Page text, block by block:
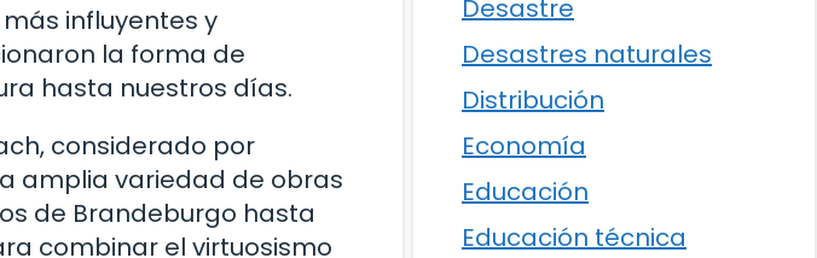
influyentes y
la forma de
hasta nuestros días.
considerado por
amplia variedad de obras
de Brandeburgo hasta
combinar el virtuosismo
Desastre
Desastres naturales
Distribución
Economía
Educación
Educación técnica